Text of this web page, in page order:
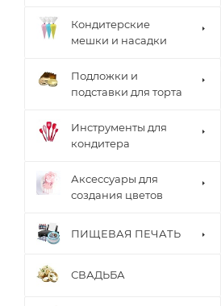
Кондитерские
мешки и насадки
Подложки и
подставки для торта
Инструменты для
кондитера
Аксессуары для
создания цветов
ПИЩЕВАЯ ПЕЧАТЬ
СВАДЬБА